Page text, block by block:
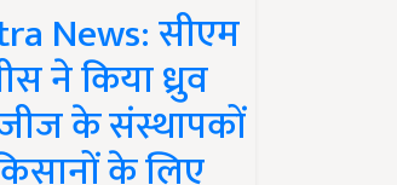
News: सीएम
ने किया ध्रुव
के संस्थापकों